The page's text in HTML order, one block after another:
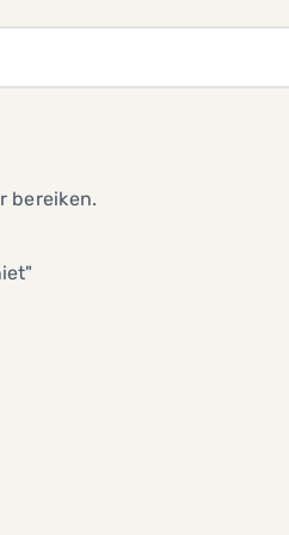
bereiken.